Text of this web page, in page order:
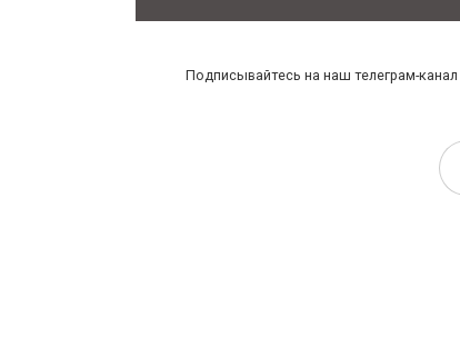
Подписывайтесь на наш телеграм-канал